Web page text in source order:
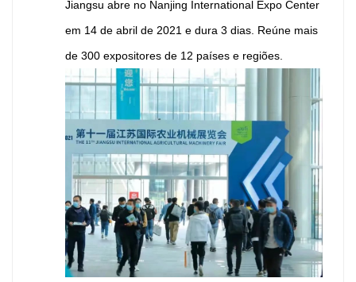
Jiangsu abre no Nanjing International Expo Center
em 14 de abril de 2021 e dura 3 dias. Reúne mais
de 300 expositores de 12 países e regiões.